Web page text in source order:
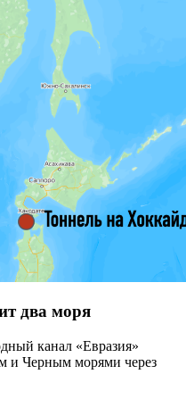
два моря
канал «Евразия»
и Черным морями через